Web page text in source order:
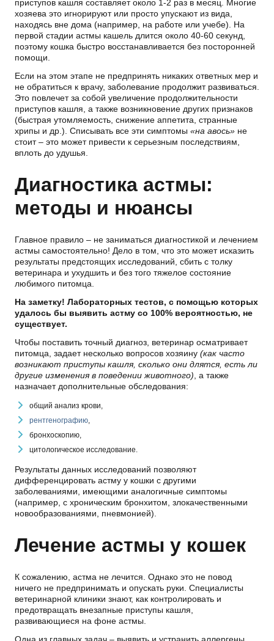
приступов кашля составляет около 1-2 раз в месяц. Многие
хозяева это игнорируют или просто упускают из вида,
находясь вне дома (например, на работе или учебе). На
первой стадии астмы кашель длится около 40-60 секунд,
поэтому кошка быстро восстанавливается без посторонней
помощи.
Если на этом этапе не предпринять никаких ответных мер и
не обратиться к врачу, заболевание продолжит развиваться.
Это повлечет за собой увеличение продолжительности
приступов кашля, а также возникновение других признаков
(быстрая утомляемость, снижение аппетита, странные
хрипы и др.). Списывать все эти симптомы «на авось» не
стоит – это может привести к серьезным последствиям,
вплоть до удушья.
Диагностика астмы:
методы и нюансы
Главное правило – не заниматься диагностикой и лечением
астмы самостоятельно! Дело в том, что это может исказить
результаты предстоящих исследований, сбить с толку
ветеринара и ухудшить и без того тяжелое состояние
любимого питомца.
На заметку! Лабораторных тестов, с помощью которых
удалось бы выявить астму со 100% вероятностью, не
существует.
Чтобы поставить точный диагноз, ветеринар осматривает
питомца, задает несколько вопросов хозяину (как часто
возникают приступы кашля, сколько они длятся, есть ли
другие изменения в поведении животного) , а также
назначает дополнительные обследования:
общий анализ крови,
рентгенографию
бронхоскопию,
цитологическое исследование.
Результаты данных исследований позволяют
дифференцировать астму у кошки с другими
заболеваниями, имеющими аналогичные симптомы
(например, с хроническим бронхитом, злокачественными
новообразованиями, пневмонией).
Лечение астмы у кошек
К сожалению, астма не лечится. Однако это не повод
ничего не предпринимать и опускать руки. Специалисты
ветеринарной клиники знают, как контролировать и
предотвращать внезапные приступы кашля,
развивающиеся на фоне астмы.
Одна из главных задач – выявить и устранить аллергены,